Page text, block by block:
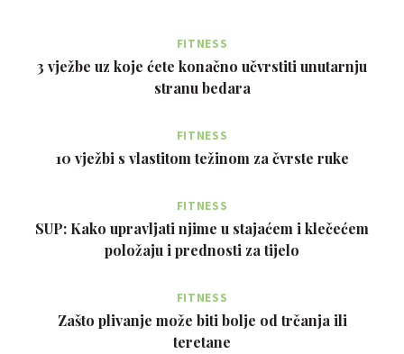
FITNESS
3 vježbe uz koje ćete konačno učvrstiti unutarnju
stranu bedara
FITNESS
10 vježbi s vlastitom težinom za čvrste ruke
FITNESS
SUP: Kako upravljati njime u stajaćem i klečećem
položaju i prednosti za tijelo
FITNESS
Zašto plivanje može biti bolje od trčanja ili
teretane